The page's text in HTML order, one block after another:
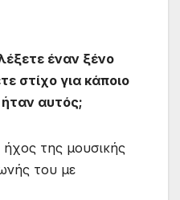
έναν ξένο
στίχο για κάποιο
ήταν αυτός;
της μουσικής
του με